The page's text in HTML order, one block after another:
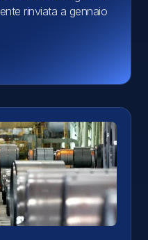
rinviata a gennaio